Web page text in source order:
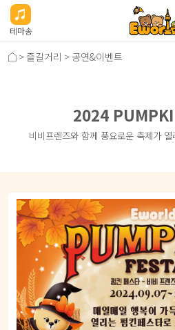
테마송
>즐길거리 > 공연&이벤트
2024
비비프렌즈와 함께 풍요로운 축제가